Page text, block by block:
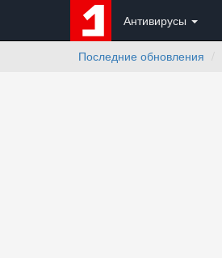
Антивирусы
Последние обновления